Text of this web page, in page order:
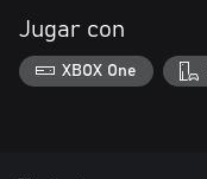
Jugar con
XBOX One